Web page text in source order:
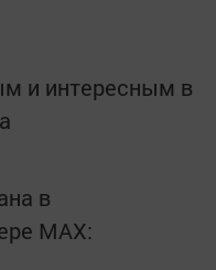
и интересным в
в
MАХ: